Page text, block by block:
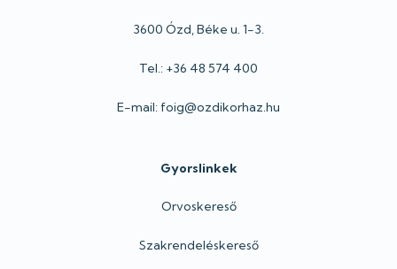
3600 Ózd, Béke u. 1-3.
Tel.: +36 48 574 400
E-mail: foig@ozdikorhaz.hu
Gyorslinkek
Orvoskereső
Szakrendeléskereső